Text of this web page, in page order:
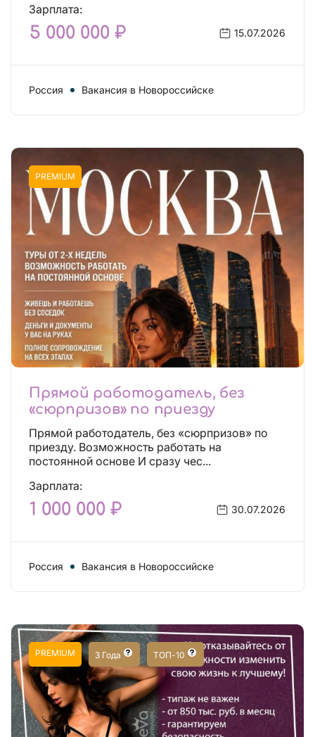
Зарплата:
5 000 000 ₽ 15.07.2026
Россия Вакансия в Новороссийске
PREMIUM
Прямой работодатель, без
«сюрпризов» по приезду
Прямой работодатель, без «сюрпризов» по
приезду. Возможность работать на
постоянной основе И сразу чес...
Зарплата:
1 000 000 ₽ 30.07.2026
Россия Вакансия в Новороссийске
PREMIUM 3 Года ТОП-10